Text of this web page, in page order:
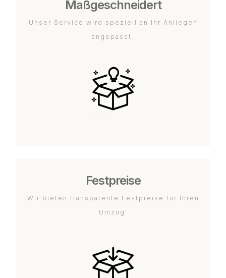
Maßgeschneidert
Unser Service wird speziell an Ihr Anliegen
angepasst.
Festpreise
Wir bieten transparente Festpreise für Ihren
Umzug.